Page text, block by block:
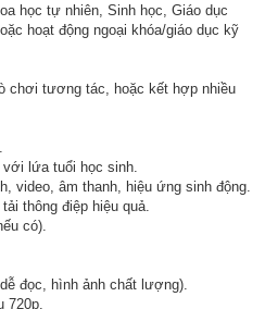
học tự nhiên, Sinh học, Giáo dục
hoạt động ngoại khóa/giáo dục kỹ
chơi tương tác, hoặc kết hợp nhiều
lứa tuổi học sinh.
video, âm thanh, hiệu ứng sinh động.
thông điệp hiệu quả.
có).
đọc, hình ảnh chất lượng).
720p.